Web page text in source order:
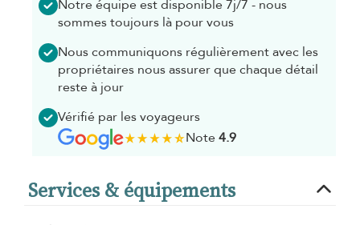
Notre équipe est disponible 7j/7 - nous
sommes toujours là pour vous
Nous communiquons régulièrement avec les
propriétaires nous assurer que chaque détail
reste à jour
Vérifié par les voyageurs
Note4.9
Services & équipements